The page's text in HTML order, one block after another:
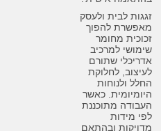
זגגות לבית ולעסק
מאפשרת להפוך
זכוכית מחומר
שימושי למרכיב
אדריכלי שתורם
לעיצוב, לחלוקת
החלל ולנוחות
היומיומית. כאשר
העבודה מתוכננת
לפי מידות
מדויקות ובהתאם